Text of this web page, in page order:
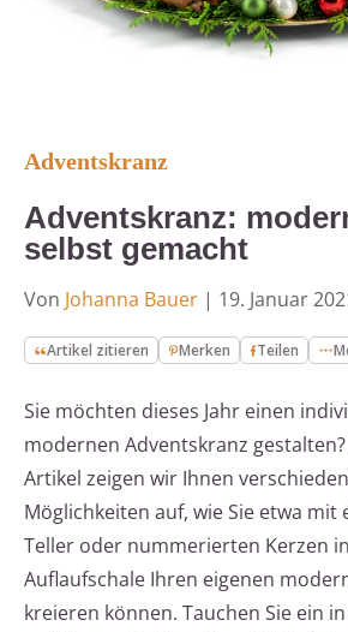
Adventskranz
Adventskranz:
selbst gemacht
Von Johanna Bauer | 19. Januar
Artikel zitieren Merken Teilen
Sie möchten dieses Jahr einen
modernen Adventskranz
Artikel zeigen wir Ihnen
Möglichkeiten auf, wie Sie etwa mit
Teller oder nummerierten Kerzen
Auflaufschale Ihren eigenen
kreieren können. Tauchen Sie ein